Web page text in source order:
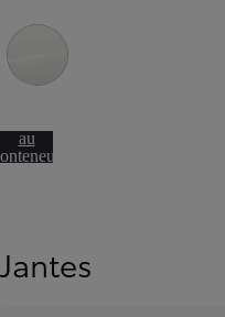
au
Jantes